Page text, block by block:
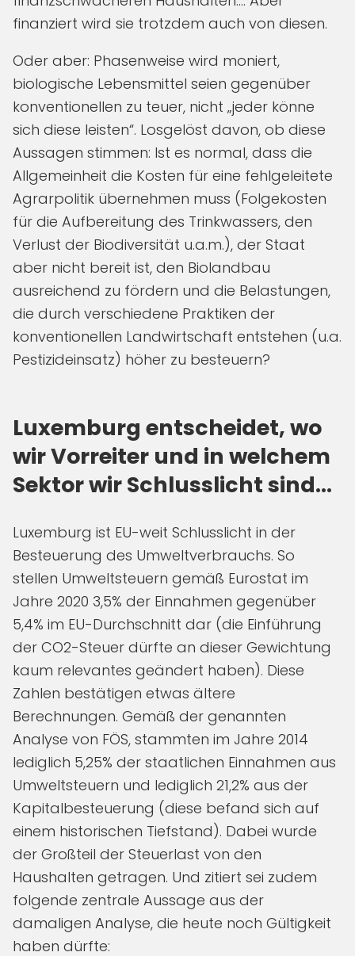
finanziert wird sie trotzdem auch von diesen.
Oder aber: Phasenweise wird moniert,
biologische Lebensmittel seien gegenüber
konventionellen zu teuer, nicht „jeder könne
sich diese leisten“. Losgelöst davon, ob diese
Aussagen stimmen: Ist es normal, dass die
Allgemeinheit die Kosten für eine fehlgeleitete
Agrarpolitik übernehmen muss (Folgekosten
für die Aufbereitung des Trinkwassers, den
Verlust der Biodiversität u.a.m.), der Staat
aber nicht bereit ist, den Biolandbau
ausreichend zu fördern und die Belastungen,
die durch verschiedene Praktiken der
konventionellen Landwirtschaft entstehen (u.a.
Pestizideinsatz) höher zu besteuern?
Luxemburg entscheidet, wo
wir Vorreiter und in welchem
Sektor wir Schlusslicht sind…
Luxemburg ist EU-weit Schlusslicht in der
Besteuerung des Umweltverbrauchs. So
stellen Umweltsteuern gemäß Eurostat im
Jahre 2020 3,5% der Einnahmen gegenüber
5,4% im EU-Durchschnitt dar (die Einführung
der CO2-Steuer dürfte an dieser Gewichtung
kaum relevantes geändert haben). Diese
Zahlen bestätigen etwas ältere
Berechnungen. Gemäß der genannten
Analyse von FÖS, stammten im Jahre 2014
lediglich 5,25% der staatlichen Einnahmen aus
Umweltsteuern und lediglich 21,2% aus der
Kapitalbesteuerung (diese befand sich auf
einem historischen Tiefstand). Dabei wurde
der Großteil der Steuerlast von den
Haushalten getragen. Und zitiert sei zudem
folgende zentrale Aussage aus der
damaligen Analyse, die heute noch Gültigkeit
haben dürfte: